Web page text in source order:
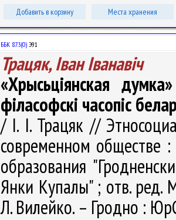
Добавить в корзину Места хранения
ББК 87.3(0) Э91
Трацяк, Iван Iванавiч
«Хрысьціянская
філасофскі часопіс
/ I. I. Трацяк //
современном обществе
образования
Янки Купалы" ; отв. ред.
Л. Вилейко. – Гродно :